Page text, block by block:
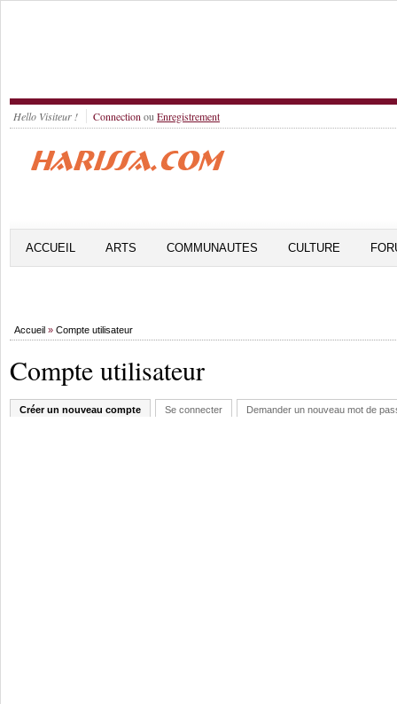
Hello Visiteur ! Connection ou Enregistrement
ACCUEIL ARTS COMMUNAUTES CULTURE
Accueil » Compte utilisateur
Compte utilisateur
Créer un nouveau compte Se connecter Demander un nouveau mot de